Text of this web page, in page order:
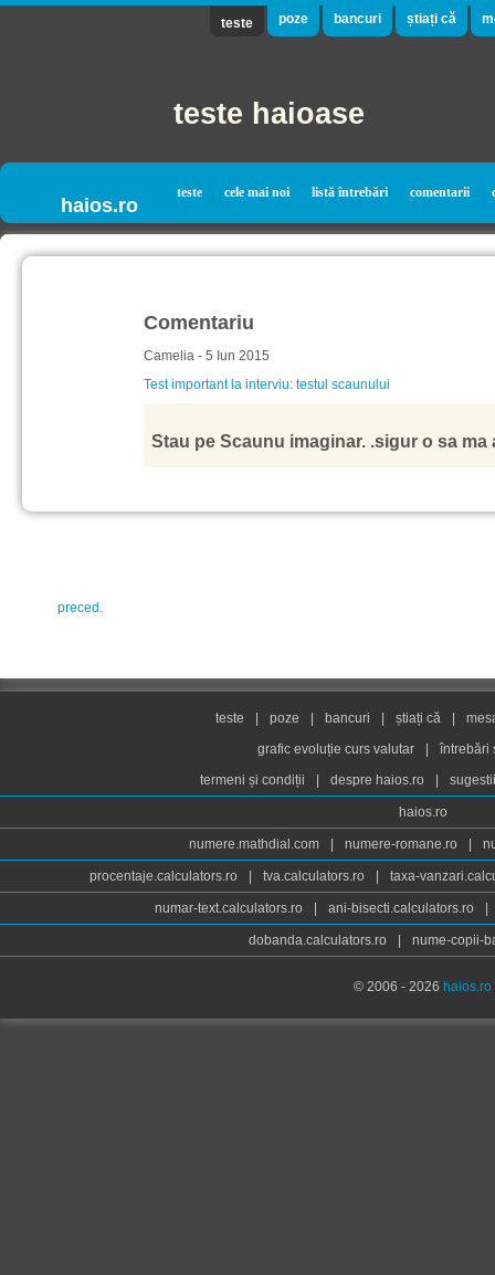
teste poze bancuri știați că
teste haioase
haios.ro
teste cele mai noi listă întrebări comentarii
Comentariu
Camelia - 5 Iun 2015
Test important la interviu: testul scaunului
Stau pe Scaunu imaginar. .sigur o sa ma
preced.
teste poze bancuri știați că
grafic evoluție curs valutar
întrebări
termeni și condiții
despre haios.ro
haios.ro
numere.mathdial.com numere-romane.ro
procentaje.calculators.ro tva.calculators.ro taxa-
numar-text.calculators.ro ani-bisecti.calculators.ro
dobanda.calculators.ro nume-copii-
© 2006 - 2026 haios.ro